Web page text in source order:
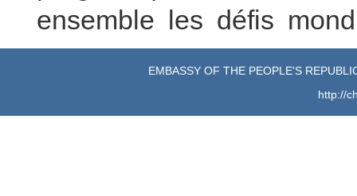
ensemble les défis
EMBASSY OF THE PEOPLE'S
http://